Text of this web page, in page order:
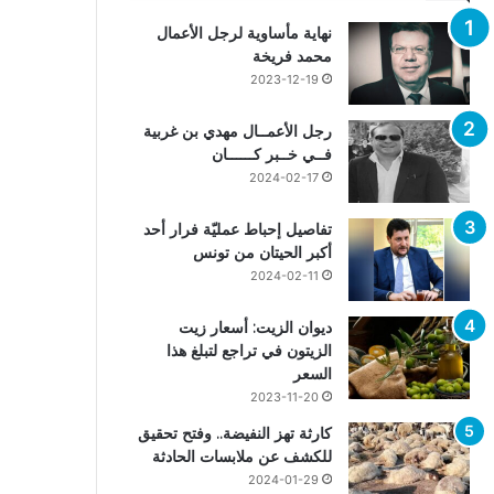
نهاية مأساوية لرجل الأعمال
محمد فريخة
2023-12-19
رجل الأعمــال مهدي بن غربية
فــي خــبر كــــــان
2024-02-17
تفاصيل إحباط عمليّة فرار أحد
أكبر الحيتان من تونس
2024-02-11
ديوان الزيت: أسعار زيت
الزيتون في تراجع لتبلغ هذا
السعر
2023-11-20
كارثة تهز النفيضة.. وفتح تحقيق
للكشف عن ملابسات الحادثة
2024-01-29